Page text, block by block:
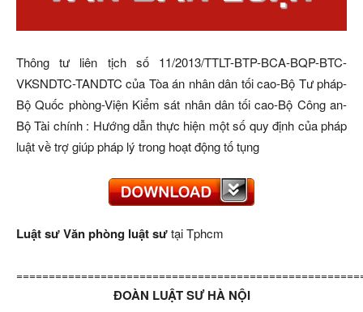
Thông tư liên tịch số 11/2013/TTLT-BTP-BCA-BQP-BTC-
VKSNDTC-TANDTC của Tòa án nhân dân tối cao-Bộ Tư pháp-
Bộ Quốc phòng-Viện Kiểm sát nhân dân tối cao-Bộ Công an-
Bộ Tài chính : Hướng dẫn thực hiện một số quy định của pháp
luật về trợ giúp pháp lý trong hoạt động tố tụng
Luật sư Văn phòng luật sưtại Tphcm
ĐOÀN LUẬT SƯ HÀ NỘI